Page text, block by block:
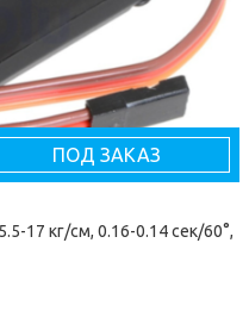
ПОД ЗАКАЗ
17 кг/см, 0.16-0.14 сек/60°,